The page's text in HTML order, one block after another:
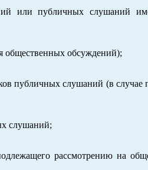
или публичных слушаний
общественных обсуждений);
публичных слушаний (в случае
слушаний;
рассмотрению на